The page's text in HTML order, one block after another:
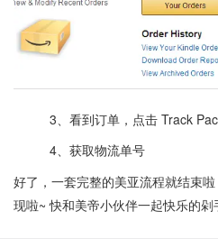
3、看到订单，点击 Track
4、获取物流单号
好了，一套完整的美亚流程就结束
现啦~ 快和美帝小伙伴一起快乐的剁